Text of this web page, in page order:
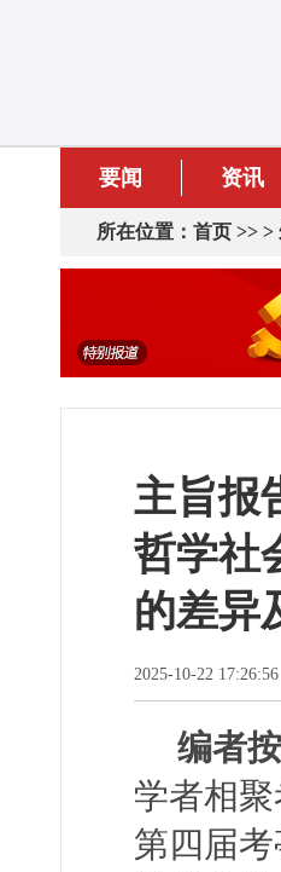
要闻 资讯
所在位置： 首页 >> >
主旨报
哲学社
的差异
2025-10-22
编者按
学者相
第四届